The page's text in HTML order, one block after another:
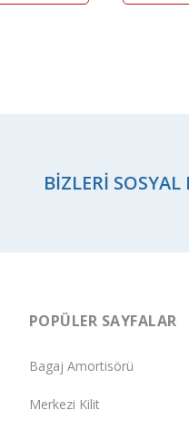
BIZLERI
POPÜLER SAYFALAR
Bagaj Amortisörü
Merkezi Kilit